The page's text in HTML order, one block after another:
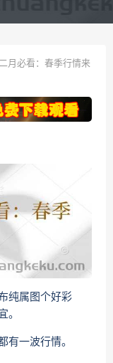
月必看：春季行情来
纯属图个好彩
。
有一波行情。